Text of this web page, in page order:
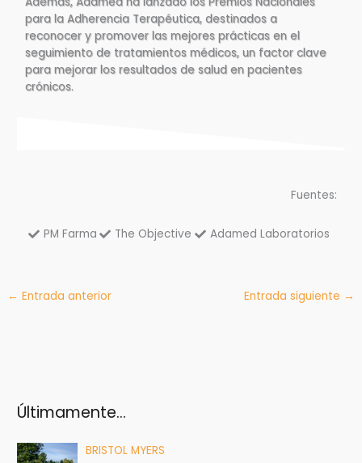
para la Adherencia Terapéutica, destinados a
reconocer y promover las mejores prácticas en el
seguimiento de tratamientos médicos, un factor clave
para mejorar los resultados de salud en pacientes
crónicos​.
Fuentes:
PM Farma The Objective Adamed Laboratorios
← Entrada anterior Entrada siguiente →
Últimamente…
BRISTOL MYERS